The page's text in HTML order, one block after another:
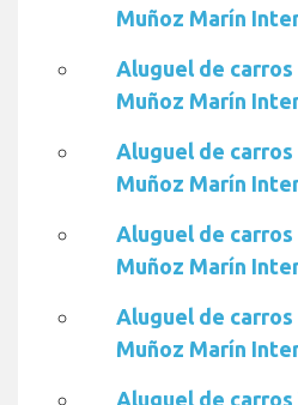
Muñoz Marín
Aluguel de carros
Muñoz Marín
Aluguel de
Muñoz Marín
Aluguel de carros
Muñoz Marín
Aluguel de
Muñoz Marín
Aluguel de